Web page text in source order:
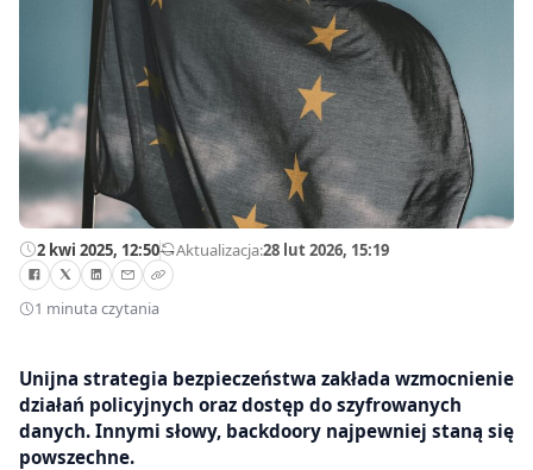
2 kwi 2025, 12:50—Aktualizacja:28 lut 2026, 15:19
1 minuta czytania
Unijna strategia bezpieczeństwa zakłada wzmocnienie
działań policyjnych oraz dostęp do szyfrowanych
danych. Innymi słowy, backdoory najpewniej staną się
powszechne.